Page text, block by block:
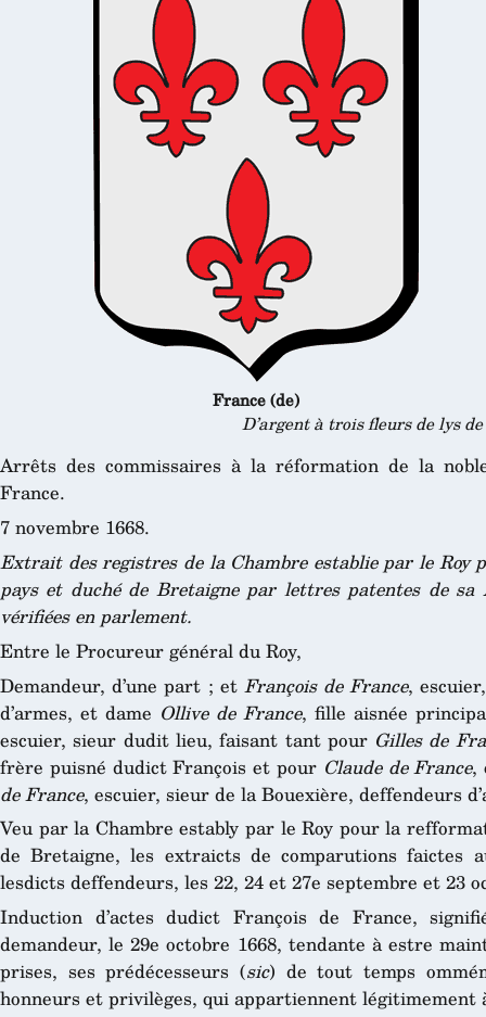
France (de)
D’argent à trois fleurs de lys
Arrêts des commissaires à la réformation de la
France.
7 novembre 1668.
Extrait des registres de la Chambre establie par le Roy
pays et duché de Bretaigne par lettres patentes de
vérifiées en parlement.
Entre le Procureur général du Roy,
Demandeur, d’une part ; et François de France,
d’armes, et dame Ollive de France, fille aisnée
escuier, sieur dudit lieu, faisant tant pour Gilles de
frère puisné dudict François et pour Claude de France,
de France, escuier, sieur de la Bouexière, deffendeurs
Veu par la Chambre estably par le Roy pour la
de Bretaigne, les extraicts de comparutions faictes
lesdicts deffendeurs, les 22, 24 et 27e septembre et 23
Induction d’actes dudict François de France,
demandeur, le 29e octobre 1668, tendante à estre
prises, ses prédécesseurs (sic) de tout temps
honneurs et privilèges, qui appartiennent légitimement